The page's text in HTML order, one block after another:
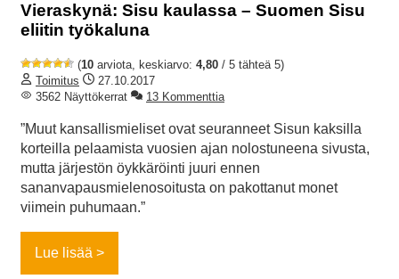
Vieraskynä: Sisu kaulassa – Suomen Sisu
eliitin työkaluna
(10 arviota, keskiarvo: 4,80 / 5 tähteä 5)
Toimitus
27.10.2017
3562 Näyttökerrat
13 Kommenttia
”Muut kansallismieliset ovat seuranneet Sisun kaksilla
korteilla pelaamista vuosien ajan nolostuneena sivusta,
mutta järjestön öykkäröinti juuri ennen
sananvapausmielenosoitusta on pakottanut monet
viimein puhumaan.”
Lue lisää